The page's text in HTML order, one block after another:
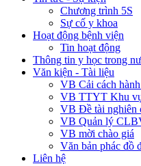
Chương trình 5S
Sự cố y khoa
Hoạt động bệnh viện
Tin hoạt động
Thông tin y học trong
Văn kiện - Tài liệu
VB Cải cách
VB TTYT Khu
VB Đề tài nghiên
VB Quản lý
VB mời chào giá
Văn bản phác đồ
Liên hệ